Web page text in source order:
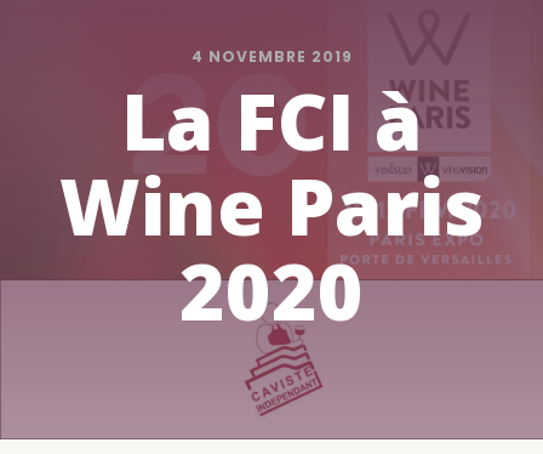
4 NOVEMBRE 2019
La FCI à
Wine Paris
2020